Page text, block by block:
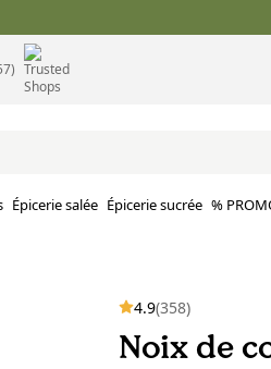
Épicerie salée Épicerie sucrée %
4.9(358)
Noix de